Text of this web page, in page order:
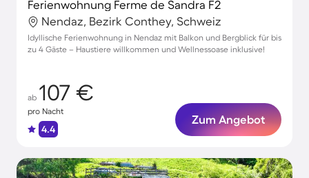
Ferienwohnung Ferme de Sandra F2
Nendaz, Bezirk Conthey, Schweiz
Idyllische Ferienwohnung in Nendaz mit Balkon und Bergblick für bis
zu 4 Gäste – Haustiere willkommen und Wellnessoase inklusive!
ab 107 €
pro Nacht
4.4
Zum Angebot